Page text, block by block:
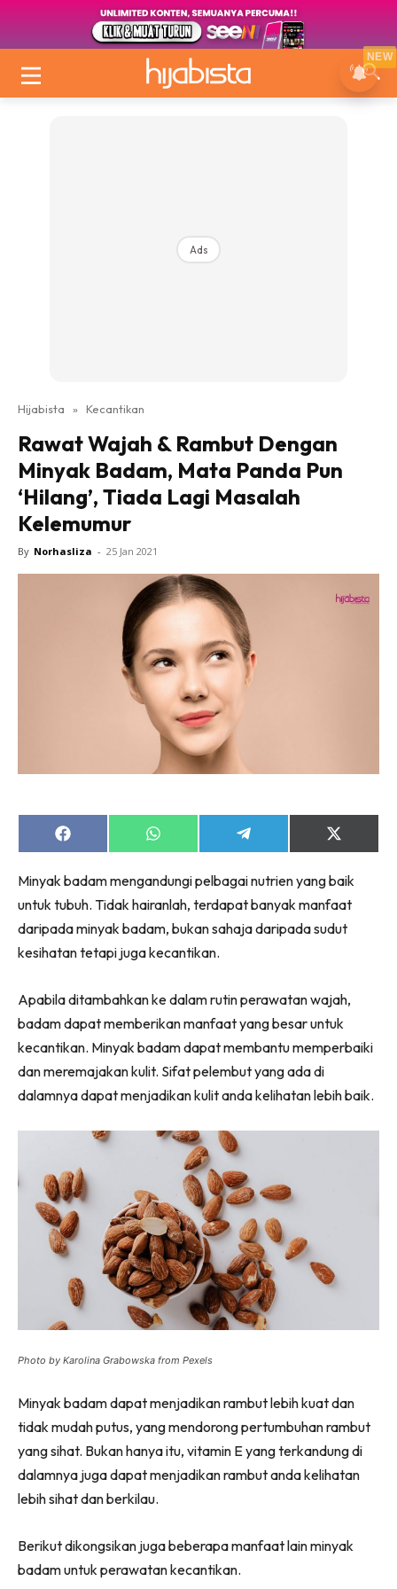
Ads
Hijabista » Kecantikan
Rawat Wajah & Rambut Dengan
Minyak Badam, Mata Panda Pun
‘Hilang’, Tiada Lagi Masalah
Kelemumur
By Norhasliza - 25 Jan 2021
Share
on
Share
on
Share
on
Share
on
(Twitter)
Minyak badam mengandungi pelbagai nutrien yang baik
untuk tubuh. Tidak hairanlah, terdapat banyak manfaat
daripada minyak badam, bukan sahaja daripada sudut
kesihatan tetapi juga kecantikan.
Apabila ditambahkan ke dalam rutin perawatan wajah,
badam dapat memberikan manfaat yang besar untuk
kecantikan. Minyak badam dapat membantu memperbaiki
dan meremajakan kulit. Sifat pelembut yang ada di
dalamnya dapat menjadikan kulit anda kelihatan lebih baik.
Photo by Karolina Grabowska from Pexels
Minyak badam dapat menjadikan rambut lebih kuat dan
tidak mudah putus, yang mendorong pertumbuhan rambut
yang sihat. Bukan hanya itu, vitamin E yang terkandung di
dalamnya juga dapat menjadikan rambut anda kelihatan
lebih sihat dan berkilau.
Berikut dikongsikan juga beberapa manfaat lain minyak
badam untuk perawatan kecantikan.
NEW